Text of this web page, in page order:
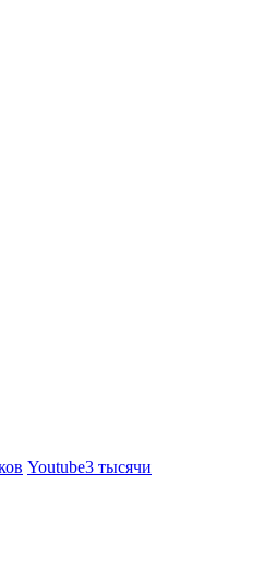
Youtube3 тысячи